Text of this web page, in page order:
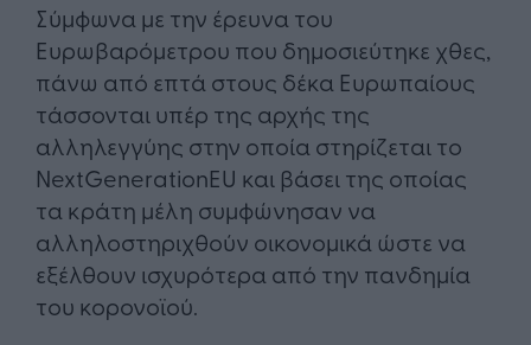
Σύμφωνα με την έρευνα του
Ευρωβαρόμετρου που δημοσιεύτηκε χθες,
πάνω από επτά στους δέκα Ευρωπαίους
τάσσονται υπέρ της αρχής της
αλληλεγγύης στην οποία στηρίζεται το
NextGenerationEU και βάσει της οποίας
τα κράτη μέλη συμφώνησαν να
αλληλοστηριχθούν οικονομικά ώστε να
εξέλθουν ισχυρότερα από την πανδημία
του κορονοϊού.